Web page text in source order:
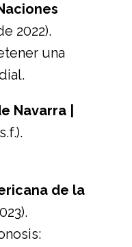
2022).
una
Navarra |
de la